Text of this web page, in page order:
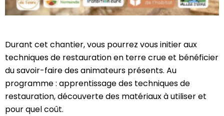
Durant cet chantier, vous pourrez vous initier aux
techniques de restauration en terre crue et bénéficier
du savoir-faire des animateurs présents. Au
programme : apprentissage des techniques de
restauration, découverte des matériaux à utiliser et
pour quel coût.